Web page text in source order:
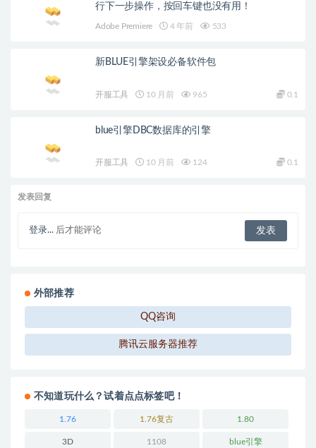
行下一步操作，按回车键也没有用！
Adobe Premiere 4 年前 533
新BLUE引擎架设必备软件包
开服工具 10 月前 965 0.1
blue引擎DBC数据库的引擎
开服工具 10 月前 124 0.1
发表回复
登录... 后才能评论
外部推荐
QQ咨询
腾讯云服务器推荐
不知道玩什么？试着点点标签吧！
1.76 1.76复古 1.80
3D 1108 blue引擎